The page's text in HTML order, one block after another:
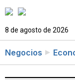
8 de agosto de 2026
Negocios